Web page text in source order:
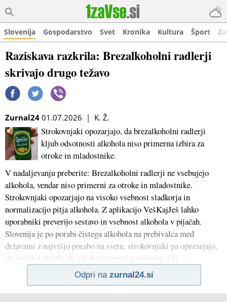
Slovenija Gospodarstvo Svet Kronika Kultura Šport
Raziskava razkrila: Brezalkoholni radlerji
skrivajo drugo težavo
Zurnal24 01.07.2026 | K. Ž.
Strokovnjaki opozarjajo, da brezalkoholni radlerji
kljub odsotnosti alkohola niso primerna izbira za
otroke in mladostnike.
V nadaljevanju preberite: Brezalkoholni radlerji ne vsebujejo
alkohola, vendar niso primerni za otroke in mladostnike.
Strokovnjaki opozarjajo na visoko vsebnost sladkorja in
normalizacijo pitja alkohola. Z aplikacijo VešKajJeš lahko
uporabniki preverijo sestavo in vsebnost alkohola v pijačah.
Slovenija je po porabi čistega alkohola na prebivalca med
državami z najvišjo porabo na svetu, strokovnjaki pa opozarjajo,
da smo kot družba do alkohola preveč tolerantni. Ob
Odpri na zurnal24.si